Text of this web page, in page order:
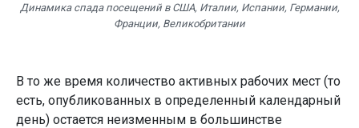
Динамика спада посещений в США, Италии, Испании, Германии,
Франции, Великобритании
В то же время количество активных рабочих мест (то
есть, опубликованных в определенный календарный
день) остается неизменным в большинстве